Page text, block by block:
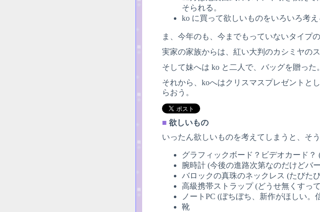
そられる。
ko に買って欲しいものをいろいろ考
ま、今年のも、今までもっていないタイプ
実家の家族からは、紅い大判のカシミヤの
そして妹へは ko と二人で、バッグを贈った。
それから、koへはクリスマスプレゼントと
らおう。
■ 欲しいもの
いったん欲しいものを考えてしまうと、そ
グラフィックボード？ビデオカード
腕時計 (今後の進路次第なのだけどバ
バロックの真珠のネックレス (たびた
高級携帯ストラップ (どうせ無くすっ
ノートPC (ぼちぼち、新作がほしい
靴